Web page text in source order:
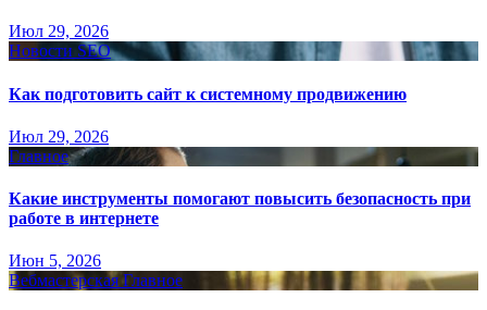
Июл 29, 2026
Новости SEO
Как подготовить сайт к системному продвижению
Июл 29, 2026
Главное
Какие инструменты помогают повысить безопасность при
работе в интернете
Июн 5, 2026
Вебмастерская Главное